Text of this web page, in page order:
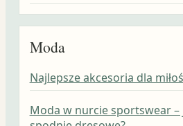
Moda
Najlepsze akcesoria dla
Moda w nurcie sportswear –